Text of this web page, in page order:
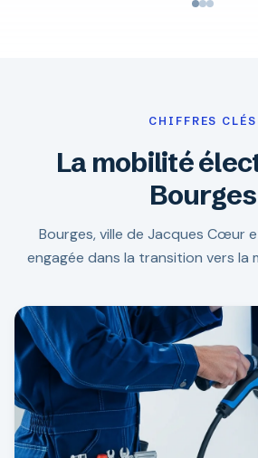
CHIFFRES CLÉS
La mobilité
Bourges
Bourges, ville de Jacques Cœur
engagée dans la transition vers la